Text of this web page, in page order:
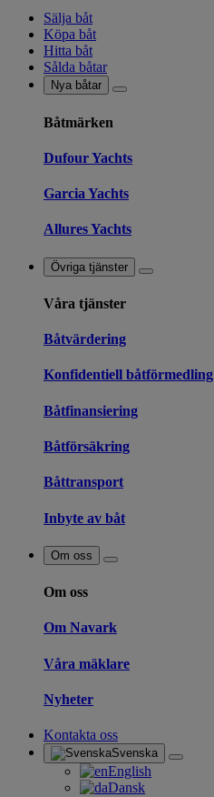
Sälja båt
Köpa båt
Hitta båt
Sålda båtar
Nya båtar
Båtmärken
Dufour Yachts
Garcia Yachts
Allures Yachts
Övriga tjänster
Våra tjänster
Båtvärdering
Konfidentiell båtförmedling
Båtfinansiering
Båtförsäkring
Båttransport
Inbyte av båt
Om oss
Om oss
Om Navark
Våra mäklare
Nyheter
Kontakta oss
Svenska
English
Dansk